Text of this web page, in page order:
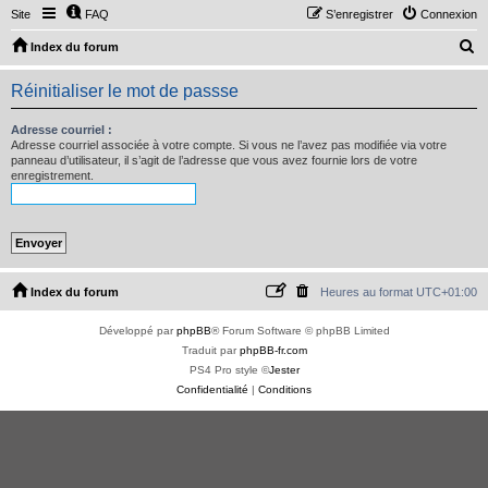
Site FAQ Connexion
S’enregistrer
Index du forum
e
Réinitialiser le mot de passse
Adresse courriel :
Adresse courriel associée à votre compte. Si vous ne l’avez pas modifiée via votre
panneau d’utilisateur, il s’agit de l’adresse que vous avez fournie lors de votre
enregistrement.
Index du forum Heures au format UTC+01:00
Développé parphpBB® Forum Software © phpBB Limited
Traduit parphpBB-fr.com
PS4 Pro style ©Jester
Confidentialité | Conditions